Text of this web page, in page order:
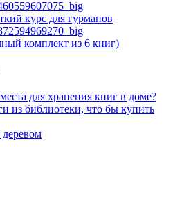
курс для гурманов
комплект из 6 книг)
для хранения книг в доме?
из библиотеки, что бы купить